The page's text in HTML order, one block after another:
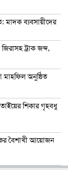
মাদক ব্যবসায়ীদের
ট্রাক জব্দ,
মাহফিল অনুষ্ঠিত
শিকার গৃহবধু
বৈশাখী আয়োজন